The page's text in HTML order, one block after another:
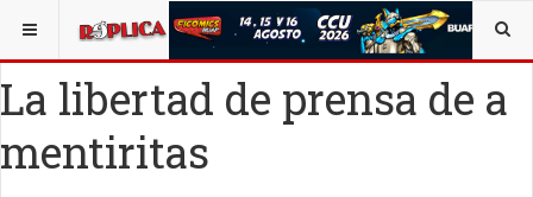
ESTÁ AQUÍ: ALEJANDRO C. MANJARREZ
La libertad de prensa de a
mentiritas